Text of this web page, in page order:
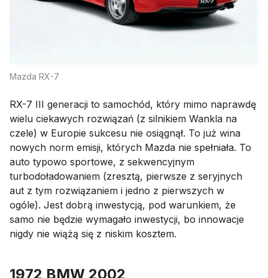
Mazda RX-7
RX-7 III generacji to samochód, który mimo naprawdę
wielu ciekawych rozwiązań (z silnikiem Wankla na
czele) w Europie sukcesu nie osiągnął. To już wina
nowych norm emisji, których Mazda nie spełniała. To
auto typowo sportowe, z sekwencyjnym
turbodoładowaniem (zresztą, pierwsze z seryjnych
aut z tym rozwiązaniem i jedno z pierwszych w
ogóle). Jest dobrą inwestycją, pod warunkiem, że
samo nie będzie wymagało inwestycji, bo innowacje
nigdy nie wiążą się z niskim kosztem.
1972 BMW 2002